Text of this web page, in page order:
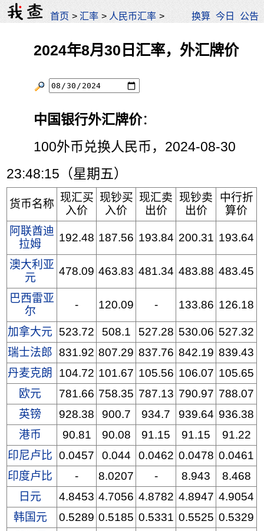
首页 >汇率 > 人民币汇率 > 换算 今日 公告
2024年8月30日汇率，外汇牌价
中国银行外汇牌价：
100外币兑换人民币，2024-08-30
23:48:15（星期五）
货币名称
现汇买
入价
现钞买
入价
现汇卖
出价
现钞卖
出价
中行折
算价
阿联酋迪
拉姆
192.48 187.56 193.84 200.31 193.64
澳大利亚
元
478.09 463.83 481.34 483.88 483.45
巴西雷亚
尔
- 120.09 - 133.86 126.18
加拿大元 523.72 508.1 527.28 530.06 527.32
瑞士法郎 831.92 807.29 837.76 842.19 839.43
丹麦克朗
104.72 101.67 105.56 106.07 105.65
欧元
781.66 758.35 787.13 790.97 788.07
英镑
928.38 900.7 934.7 939.64 936.38
港币
90.81 90.08 91.15 91.15
91.22
印尼卢比 0.0457 0.044 0.0462 0.0478 0.0461
印度卢比
- 8.0207 - 8.943
8.468
日元
4.8453 4.7056 4.8782 4.8947 4.9054
韩国元
0.5289 0.5185 0.5331 0.5525 0.5329